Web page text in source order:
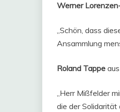
Werner
„Schön, dass
Ansammlung
Roland Tappe
„Herr Mißfelder
die der Solidarität